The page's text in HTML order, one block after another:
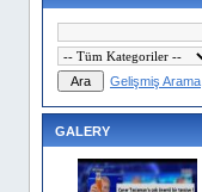
Gelişmiş Arama
GALERY